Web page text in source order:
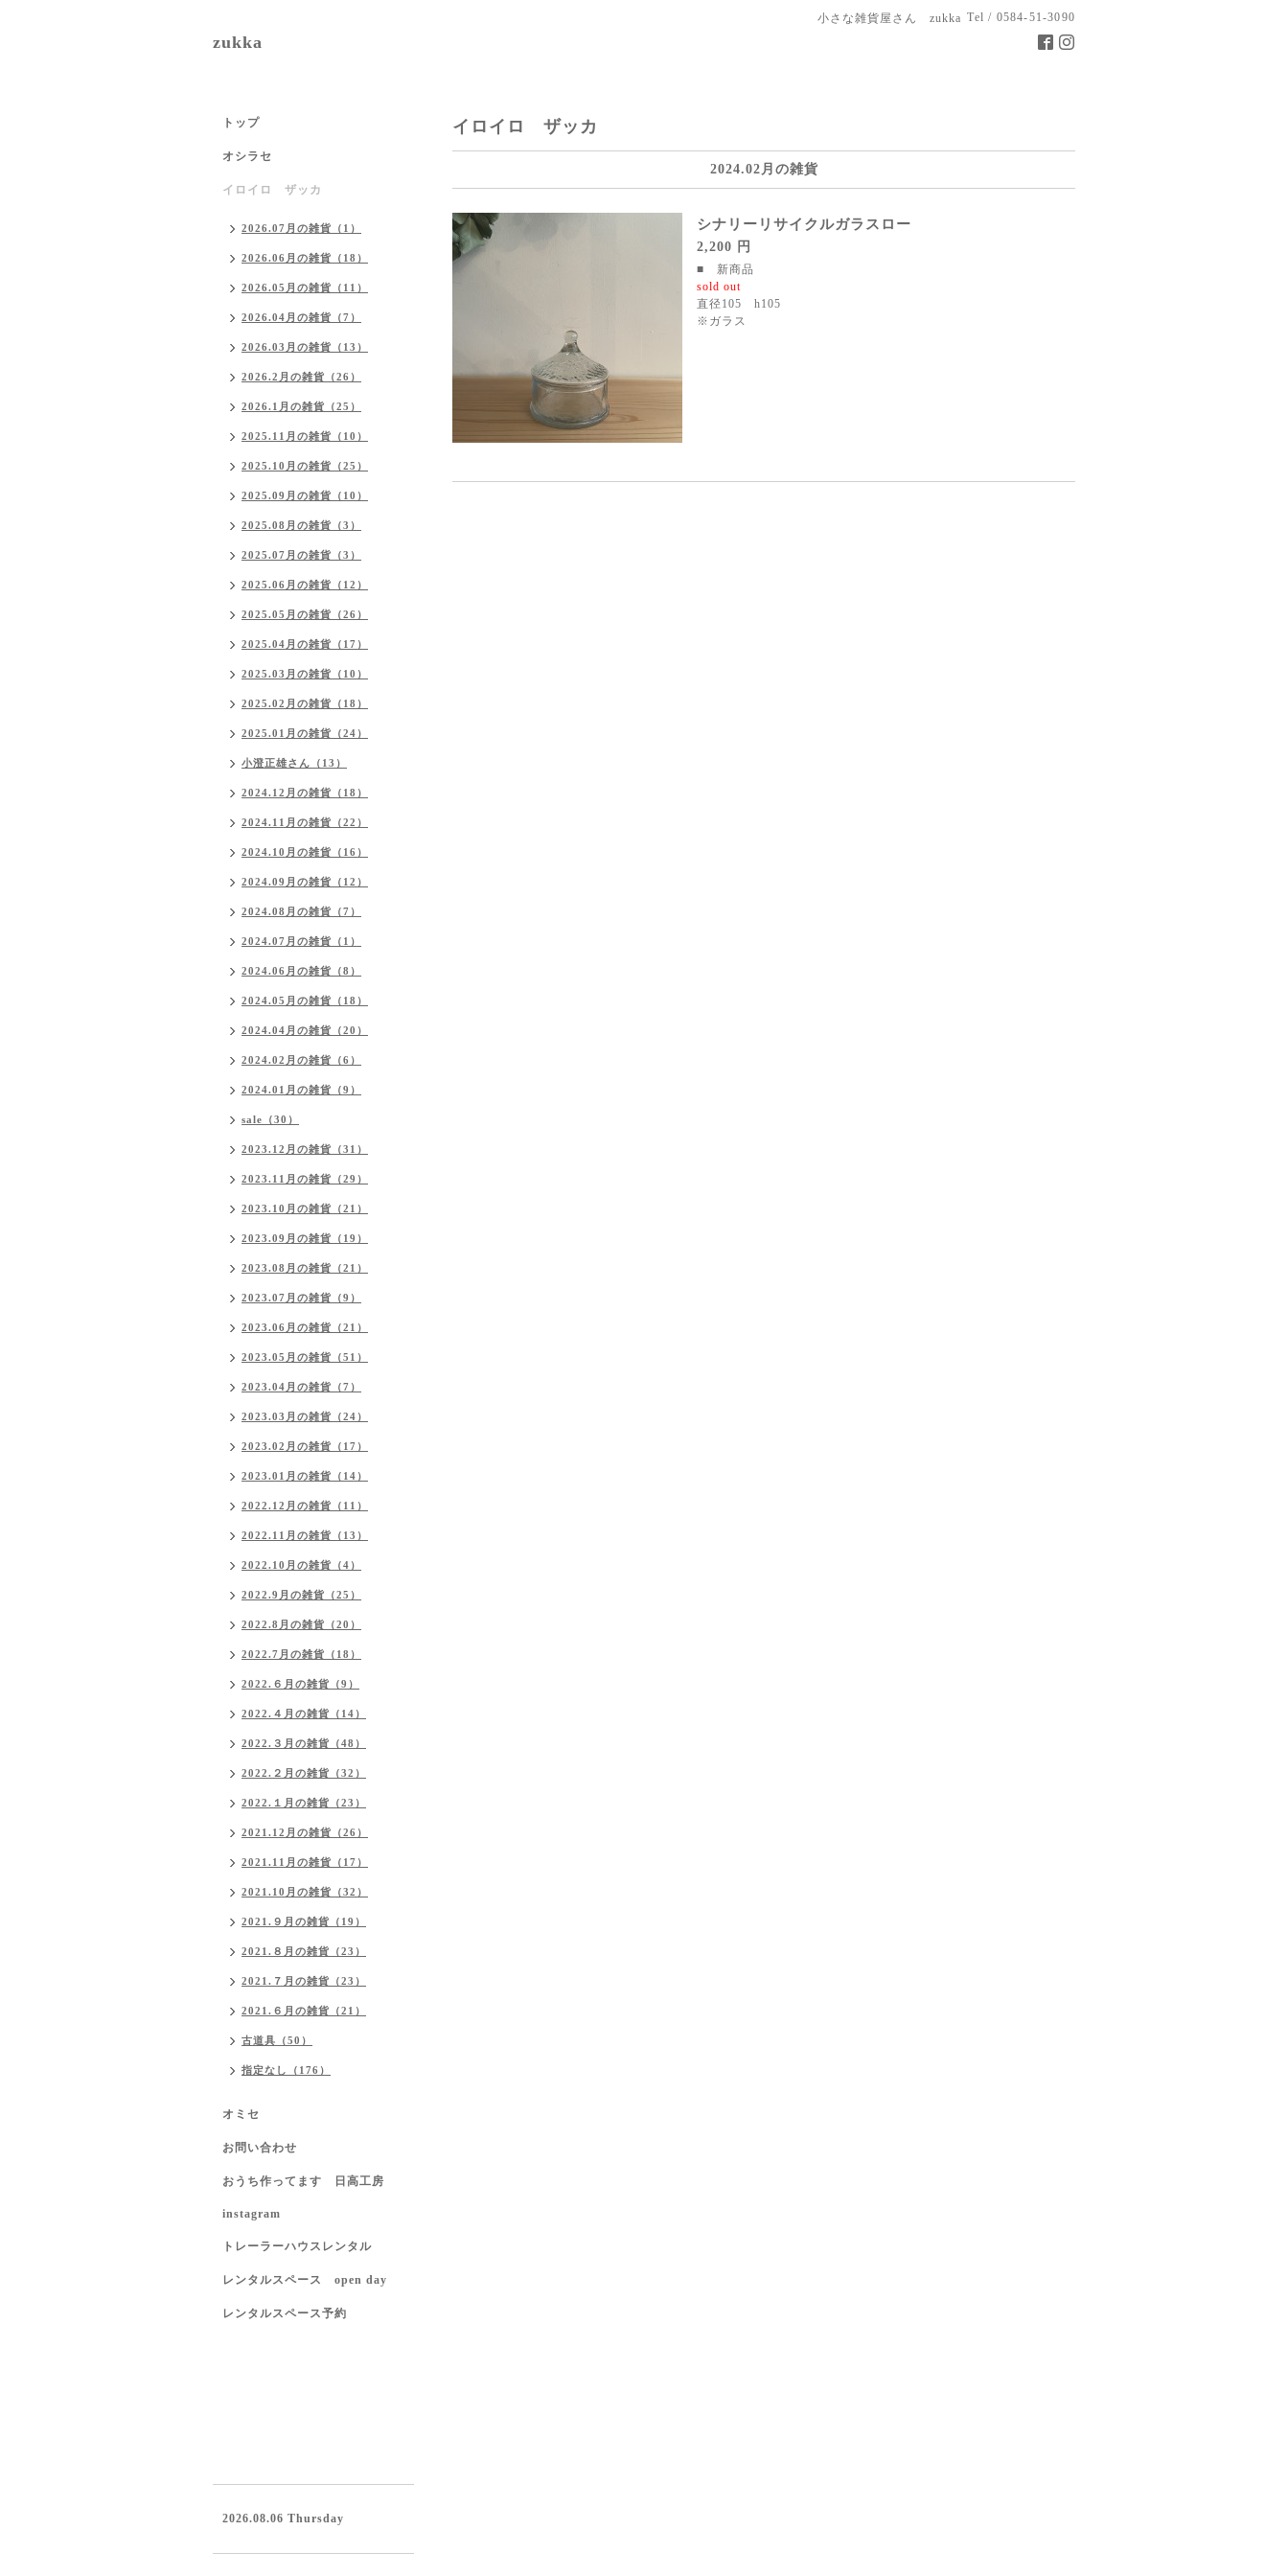
小さな雑貨屋さん zukka Tel / 0584-51-3090
zukka
イロイロ ザッカ
2024.02月の雑貨
シナリーリサイクルガラスロー
2,200 円
■ 新商品
sold out
直径105 h105
※ガラス
トップ
オシラセ
イロイロ ザッカ
2026.07月の雑貨（1）
2026.06月の雑貨（18）
2026.05月の雑貨（11）
2026.04月の雑貨（7）
2026.03月の雑貨（13）
2026.2月の雑貨（26）
2026.1月の雑貨（25）
2025.11月の雑貨（10）
2025.10月の雑貨（25）
2025.09月の雑貨（10）
2025.08月の雑貨（3）
2025.07月の雑貨（3）
2025.06月の雑貨（12）
2025.05月の雑貨（26）
2025.04月の雑貨（17）
2025.03月の雑貨（10）
2025.02月の雑貨（18）
2025.01月の雑貨（24）
小澄正雄さん（13）
2024.12月の雑貨（18）
2024.11月の雑貨（22）
2024.10月の雑貨（16）
2024.09月の雑貨（12）
2024.08月の雑貨（7）
2024.07月の雑貨（1）
2024.06月の雑貨（8）
2024.05月の雑貨（18）
2024.04月の雑貨（20）
2024.02月の雑貨（6）
2024.01月の雑貨（9）
sale（30）
2023.12月の雑貨（31）
2023.11月の雑貨（29）
2023.10月の雑貨（21）
2023.09月の雑貨（19）
2023.08月の雑貨（21）
2023.07月の雑貨（9）
2023.06月の雑貨（21）
2023.05月の雑貨（51）
2023.04月の雑貨（7）
2023.03月の雑貨（24）
2023.02月の雑貨（17）
2023.01月の雑貨（14）
2022.12月の雑貨（11）
2022.11月の雑貨（13）
2022.10月の雑貨（4）
2022.9月の雑貨（25）
2022.8月の雑貨（20）
2022.7月の雑貨（18）
2022.６月の雑貨（9）
2022.４月の雑貨（14）
2022.３月の雑貨（48）
2022.２月の雑貨（32）
2022.１月の雑貨（23）
2021.12月の雑貨（26）
2021.11月の雑貨（17）
2021.10月の雑貨（32）
2021.９月の雑貨（19）
2021.８月の雑貨（23）
2021.７月の雑貨（23）
2021.６月の雑貨（21）
古道具（50）
指定なし（176）
オミセ
お問い合わせ
おうち作ってます 日高工房
instagram
トレーラーハウスレンタル
レンタルスペース open day
レンタルスペース予約
2026.08.06 Thursday